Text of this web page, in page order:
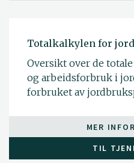
Totalkalkylen for
Oversikt over de
og arbeidsforbruk i
forbruket av
MER
TIL